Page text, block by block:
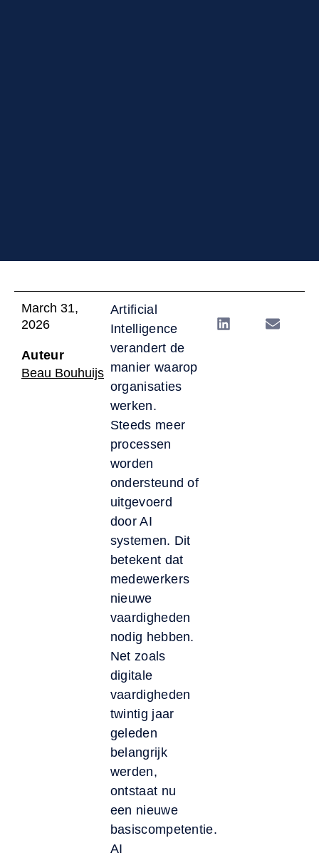
March 31,
2026
Auteur
Beau Bouhuijs
Artificial
Intelligence
verandert de
manier waarop
organisaties
werken.
Steeds meer
processen
worden
ondersteund of
uitgevoerd
door AI
systemen. Dit
betekent dat
medewerkers
nieuwe
vaardigheden
nodig hebben.
Net zoals
digitale
vaardigheden
twintig jaar
geleden
belangrijk
werden,
ontstaat nu
een nieuwe
basiscompetentie.
AI